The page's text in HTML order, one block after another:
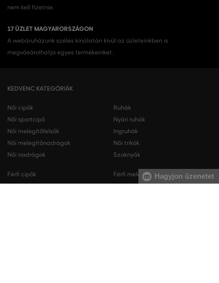
nem kell fizetnie.
17 ÜZLET MAGYARORSZÁGON
A webáruházunk széles kínálatán kívül az üzleteinkben is
megvásárolhatja egyes termékeinket.
KEDVENC KATEGÓRIÁK
Női cipők
Női sportcipő
Női melegítőfelsők
Női melegítőnadrágok
Női nadrágok
Ruhák
Nyári ruhák
Ingruhák
Női trikók
Szoknyák
Férfi cipők
Férfi melegítőfelsőkHagyjon üzenetet